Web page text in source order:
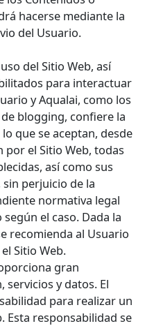
hacerse mediante la
del Usuario.
del Sitio Web, así
para interactuar
y Aqualai, como los
blogging, confiere la
que se aceptan, desde
por el Sitio Web, todas
así como sus
perjuicio de la
normativa legal
el caso. Dada la
recomienda al Usuario
Sitio Web.
gran
y datos. El
para realizar un
Esta responsabilidad se